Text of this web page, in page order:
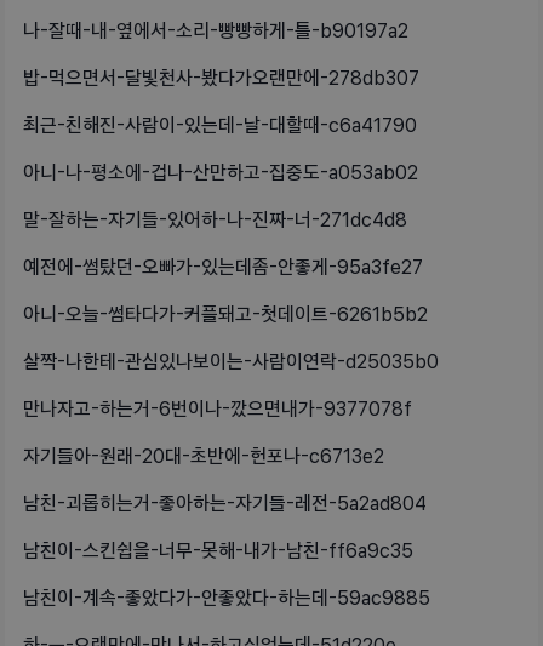
나-잘때-내-옆에서-소리-빵빵하게-틀-b90197a2
밥-먹으면서-달빛천사-봤다가오랜만에-278db307
최근-친해진-사람이-있는데-날-대할때-c6a41790
아니-나-평소에-겁나-산만하고-집중도-a053ab02
말-잘하는-자기들-있어하-나-진짜-너-271dc4d8
예전에-썸탔던-오빠가-있는데좀-안좋게-95a3fe27
아니-오늘-썸타다가-커플돼고-첫데이트-6261b5b2
살짝-나한테-관심있나보이는-사람이연락-d25035b0
만나자고-하는거-6번이나-깠으면내가-9377078f
자기들아-원래-20대-초반에-헌포나-c6713e2
남친-괴롭히는거-좋아하는-자기들-레전-5a2ad804
남친이-스킨쉽을-너무-못해-내가-남친-ff6a9c35
남친이-계속-좋았다가-안좋았다-하는데-59ac9885